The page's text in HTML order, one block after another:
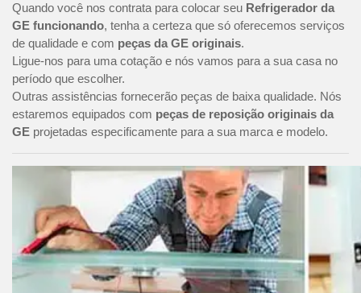
Quando você nos contrata para colocar seu Refrigerador da
GE funcionando, tenha a certeza que só oferecemos serviços
de qualidade e com peças da GE originais.
Ligue-nos para uma cotação e nós vamos para a sua casa no
período que escolher.
Outras assistências fornecerão peças de baixa qualidade. Nós
estaremos equipados com peças de reposição originais da
GE projetadas especificamente para a sua marca e modelo.